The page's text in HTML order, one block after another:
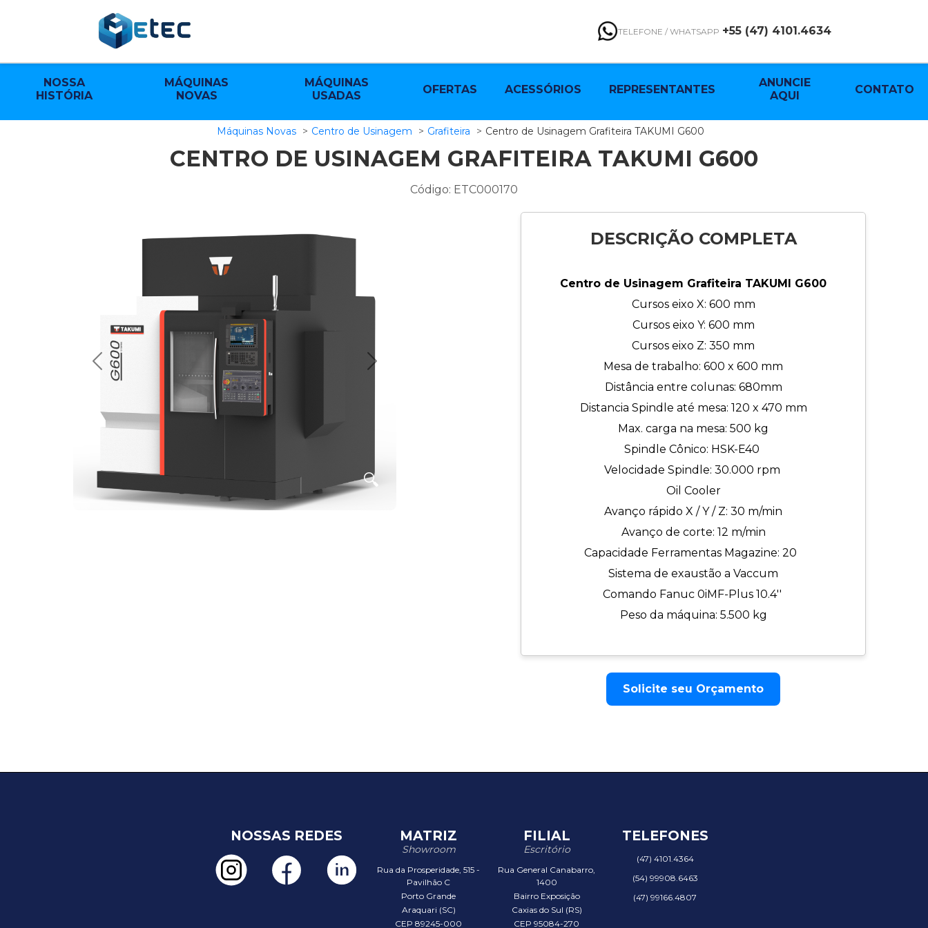
TELEFONE / WHATSAPP +55 (47) 4101.4634
NOSSA
HISTÓRIA
MÁQUINAS
NOVAS
MÁQUINAS
USADAS
OFERTAS ACESSÓRIOS REPRESENTANTES
ANUNCIE
AQUI
CONTATO
Máquinas Novas Centro de Usinagem Grafiteira Centro de Usinagem Grafiteira TAKUMI G600
CENTRO DE USINAGEM GRAFITEIRA TAKUMI G600
Código: ETC000170
🔍
Anterior Próximo
DESCRIÇÃO COMPLETA
Centro de Usinagem Grafiteira TAKUMI G600
Cursos eixo X: 600 mm
Cursos eixo Y: 600 mm
Cursos eixo Z: 350 mm
Mesa de trabalho: 600 x 600 mm
Distância entre colunas: 680mm
Distancia Spindle até mesa: 120 x 470 mm
Max. carga na mesa: 500 kg
Spindle Cônico: HSK-E40
Velocidade Spindle: 30.000 rpm
Oil Cooler
Avanço rápido X / Y / Z: 30 m/min
Avanço de corte: 12 m/min
Capacidade Ferramentas Magazine: 20
Sistema de exaustão a Vaccum
Comando Fanuc 0iMF-Plus 10.4''
Peso da máquina: 5.500 kg
Solicite seu Orçamento
NOSSAS REDES MATRIZ
Showroom
Rua da Prosperidade, 515 -
Pavilhão C
Porto Grande
Araquari (SC)
CEP 89245-000
FILIAL
Escritório
Rua General Canabarro,
1400
Bairro Exposição
Caxias do Sul (RS)
CEP 95084-270
TELEFONES
(47) 4101.4364
(54) 99908.6463
(47) 99166.4807